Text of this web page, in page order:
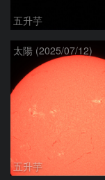
五升芋
太陽 (2025/07/12)
五升芋